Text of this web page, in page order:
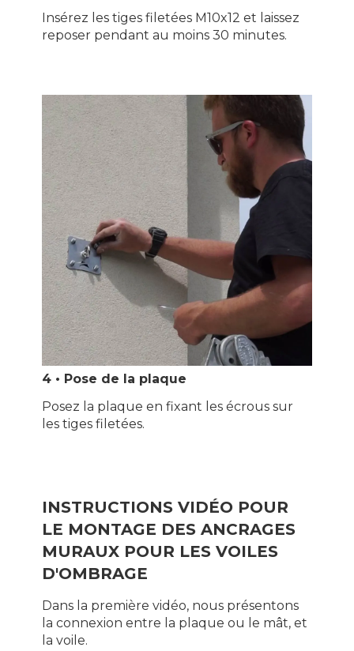
Insérez les tiges filetées M10x12 et laissez
reposer pendant au moins 30 minutes.
4 • Pose de la plaque
Posez la plaque en fixant les écrous sur
les tiges filetées.
INSTRUCTIONS VIDÉO POUR
LE MONTAGE DES ANCRAGES
MURAUX POUR LES VOILES
D'OMBRAGE
Dans la première vidéo, nous présentons
la connexion entre la plaque ou le mât, et
la voile.